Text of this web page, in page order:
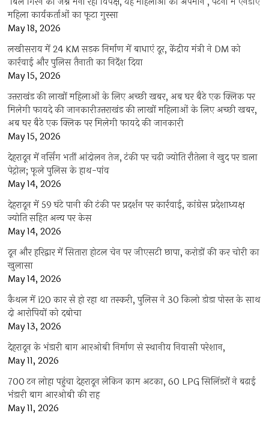
महिला कार्यकर्ताओं का फूटा गुस्सा
May 18, 2026
लखीसराय में 24 KM सड़क निर्माण में बाधाएं दूर, केंद्रीय मंत्री ने DM को
कार्रवाई और पुलिस तैनाती का निर्देश दिया
May 15, 2026
उत्तराखंड की लाखों महिलाओं के लिए अच्छी खबर, अब घर बैठे एक क्लिक पर
मिलेगी फायदे की जानकारीउत्तराखंड की लाखों महिलाओं के लिए अच्छी खबर,
अब घर बैठे एक क्लिक पर मिलेगी फायदे की जानकारी
May 15, 2026
देहरादून में नर्सिंग भर्ती आंदोलन तेज, टंकी पर चढ़ी ज्योति रौतेला ने खुद पर डाला
पेट्रोल; फूले पुलिस के हाथ-पांव
May 14, 2026
देहरादून में 59 घंटे पानी की टंकी पर प्रदर्शन पर कार्रवाई, कांग्रेस प्रदेशाध्यक्ष
ज्योति सहित अन्य पर केस
May 14, 2026
दून और हरिद्वार में सितारा होटल चेन पर जीएसटी छापा, करोड़ों की कर चोरी का
खुलासा
May 14, 2026
कैथल में i20 कार से हो रहा था तस्करी, पुलिस ने 30 किलो डोडा पोस्त के साथ
दो आरोपियों को दबोचा
May 13, 2026
देहरादून के भंडारी बाग आरओबी निर्माण से स्थानीय निवासी परेशान,
May 11, 2026
700 टन लोहा पहुंचा देहरादून लेकिन काम अटका, 60 LPG सिलिंडरों ने बढ़ाई
भंडारी बाग आरओबी की राह
May 11, 2026